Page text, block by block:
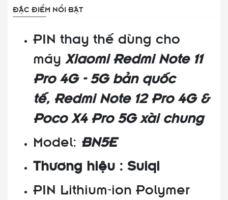
ĐẶC ĐIỂM NỔI BẬT
PIN thay thế dùng cho
máy Xiaomi Redmi Note 11
Pro 4G - 5G bản quốc
tế, Redmi Note 12 Pro 4G &
Poco X4 Pro 5G xài chung
Model: BN5E
Thương hiệu : Suiqi
PIN Lithium-ion Polymer